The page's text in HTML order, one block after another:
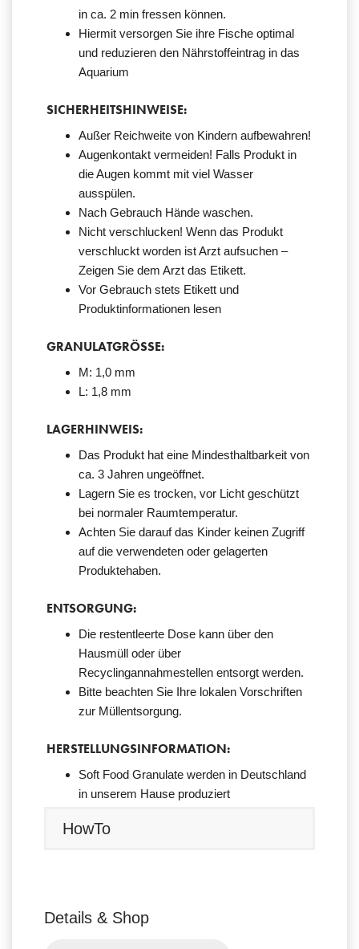
in ca. 2 min fressen können.
Hiermit versorgen Sie ihre Fische optimal
und reduzieren den Nährstoffeintrag in das
Aquarium
SICHERHEITSHINWEISE:
Außer Reichweite von Kindern aufbewahren!
Augenkontakt vermeiden! Falls Produkt in
die Augen kommt mit viel Wasser
ausspülen.
Nach Gebrauch Hände waschen.
Nicht verschlucken! Wenn das Produkt
verschluckt worden ist Arzt aufsuchen –
Zeigen Sie dem Arzt das Etikett.
Vor Gebrauch stets Etikett und
Produktinformationen lesen
GRANULATGRÖSSE:
M: 1,0 mm
L: 1,8 mm
LAGERHINWEIS:
Das Produkt hat eine Mindesthaltbarkeit von
ca. 3 Jahren ungeöffnet.
Lagern Sie es trocken, vor Licht geschützt
bei normaler Raumtemperatur.
Achten Sie darauf das Kinder keinen Zugriff
auf die verwendeten oder gelagerten
Produktehaben.
ENTSORGUNG:
Die restentleerte Dose kann über den
Hausmüll oder über
Recyclingannahmestellen entsorgt werden.
Bitte beachten Sie Ihre lokalen Vorschriften
zur Müllentsorgung.
HERSTELLUNGSINFORMATION:
Soft Food Granulate werden in Deutschland
in unserem Hause produziert
HowTo
Details & Shop